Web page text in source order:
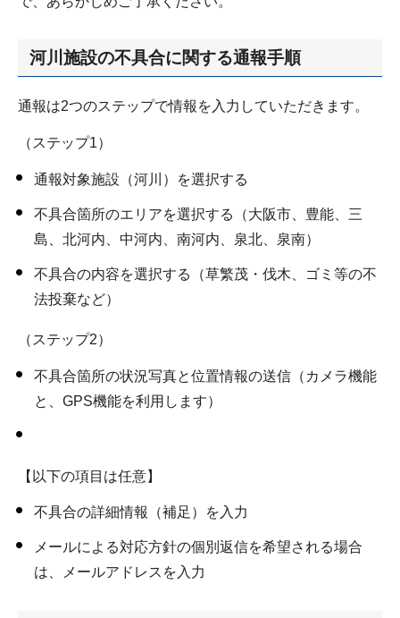
河川施設の不具合に関する通報手順
通報は2つのステップで情報を入力していただきます。
（ステップ1）
通報対象施設（河川）を選択する
不具合箇所のエリアを選択する（大阪市、豊能、三
島、北河内、中河内、南河内、泉北、泉南）
不具合の内容を選択する（草繁茂・伐木、ゴミ等の不
法投棄など）
（ステップ2）
不具合箇所の状況写真と位置情報の送信（カメラ機能
と、GPS機能を利用します）
【以下の項目は任意】
不具合の詳細情報（補足）を入力
メールによる対応方針の個別返信を希望される場合
は、メールアドレスを入力